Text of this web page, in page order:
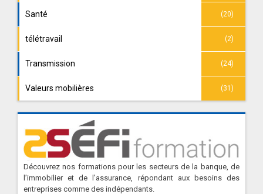
Santé (20)
télétravail (2)
Transmission (24)
Valeurs mobilières (31)
Découvrez nos formations pour les secteurs de la banque, de
l’immobilier et de l’assurance, répondant aux besoins des
entreprises comme des indépendants.